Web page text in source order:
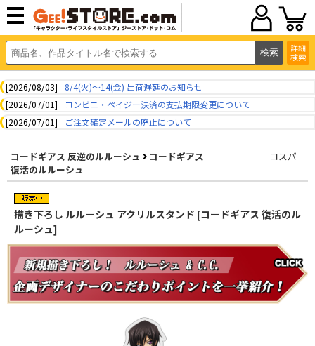
詳細
検索
[2026/08/03]
8/4(火)～14(金) 出荷遅延のお知らせ
[2026/07/01]
コンビニ・ペイジー決済の支払期限変更について
[2026/07/01]
ご注文確定メールの廃止について
コードギアス 反逆のルルーシュ
コードギアス
復活のルルーシュ
コスパ
描き下ろし ルルーシュ アクリルスタンド [コードギアス 復活のル
ルーシュ]